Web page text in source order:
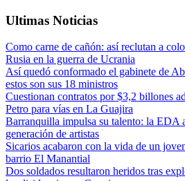
Ultimas Noticias
Como carne de cañón: así reclutan a
Rusia en la guerra de Ucrania
Así quedó conformado el gabinete de
estos son sus 18 ministros
Cuestionan contratos por $3,2 billones
Petro para vías en La Guajira
Barranquilla impulsa su talento: la EDA
generación de artistas
Sicarios acabaron con la vida de un
barrio El Manantial
Dos soldados resultaron heridos tras